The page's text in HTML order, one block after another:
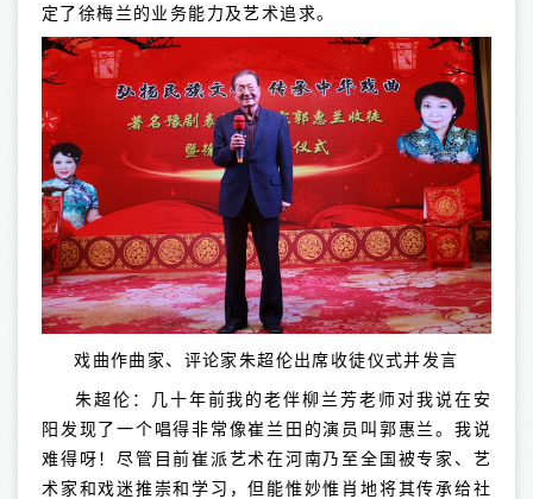
定了徐梅兰的业务能力及艺术追求。
戏曲作曲家、评论家朱超伦出席收徒仪式并发言
朱超伦：几十年前我的老伴柳兰芳老师对我说在安
阳发现了一个唱得非常像崔兰田的演员叫郭惠兰。我说
难得呀！尽管目前崔派艺术在河南乃至全国被专家、艺
术家和戏迷推崇和学习，但能惟妙惟肖地将其传承给社